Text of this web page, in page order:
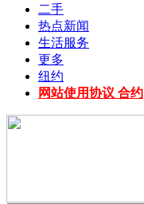
二手
热点新闻
生活服务
更多
纽约
网站使用协议 合约